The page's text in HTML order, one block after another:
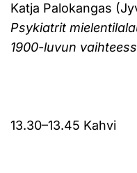
Katja Palokangas
Psykiatrit
1900-luvun
13.30–13.45 Kahvi